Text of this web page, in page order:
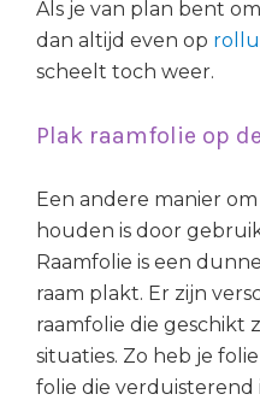
Als je van plan bent
dan altijd even op
scheelt toch weer.
Plak raamfolie op
Een andere manier
houden is door
Raamfolie is een
raam plakt. Er zijn
raamfolie die geschikt
situaties. Zo heb je
folie die verduisterend